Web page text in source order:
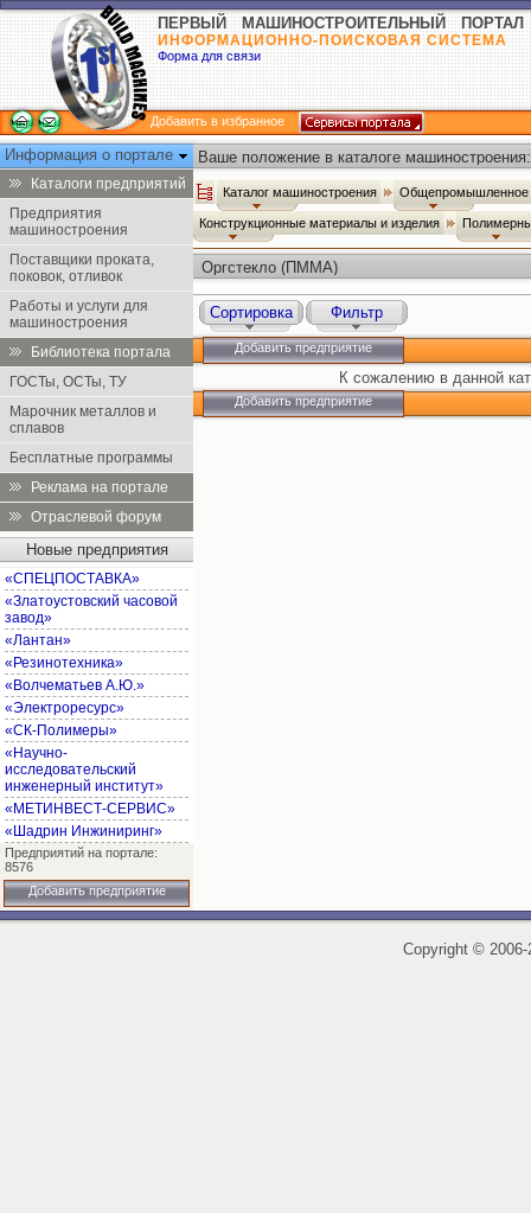
ПЕРВЫЙ МАШИНОСТРОИТЕЛЬНЫЙ ПОРТАЛ
ИНФОРМАЦИОННО-ПОИСКОВАЯ СИСТЕМА
Форма для связи
Добавить в избранное
Информация о портале
Каталоги предприятий
Предприятия
машиностроения
Поставщики проката,
поковок, отливок
Работы и услуги для
машиностроения
Библиотека портала
ГОСТы, ОСТы, ТУ
Марочник металлов и
сплавов
Бесплатные программы
Реклама на портале
Отраслевой форум
Новые предприятия
«СПЕЦПОСТАВКА»
«Златоустовский часовой
завод»
«Лантан»
«Резинотехника»
«Волчематьев А.Ю.»
«Электроресурс»
«СК-Полимеры»
«Научно-
исследовательский
инженерный институт»
«МЕТИНВЕСТ-СЕРВИС»
«Шадрин Инжиниринг»
Предприятий на портале:
8576
Добавить предприятие
Ваше положение в каталоге машиностроения:
Каталог машиностроения Общепромышленное
Конструкционные материалы и изделия
Оргстекло (ПММА)
Сортировка Фильтр
Добавить предприятие
К сожалению в данной
Добавить предприятие
Copyright ©